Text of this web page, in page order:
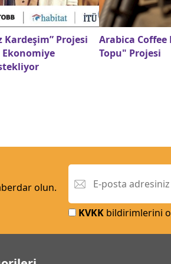
Kardeşim” Projesi
Ekonomiye
Arabica Coffee
Topu" Projesi
olun.
KVKKbildirimlerini